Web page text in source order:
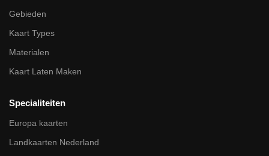
Gebieden
Kaart Types
Materialen
Kaart Laten Maken
Specialiteiten
Europa kaarten
Landkaarten Nederland